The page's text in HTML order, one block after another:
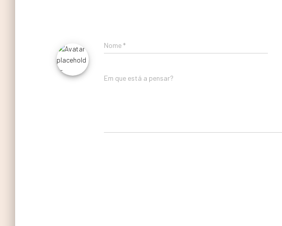
Nome*
Em que está a pensar?